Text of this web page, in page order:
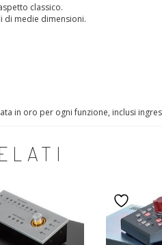
classico.
di medie dimensioni.
in oro per ogni funzione, inclusi